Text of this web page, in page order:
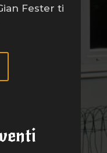
Fester ti